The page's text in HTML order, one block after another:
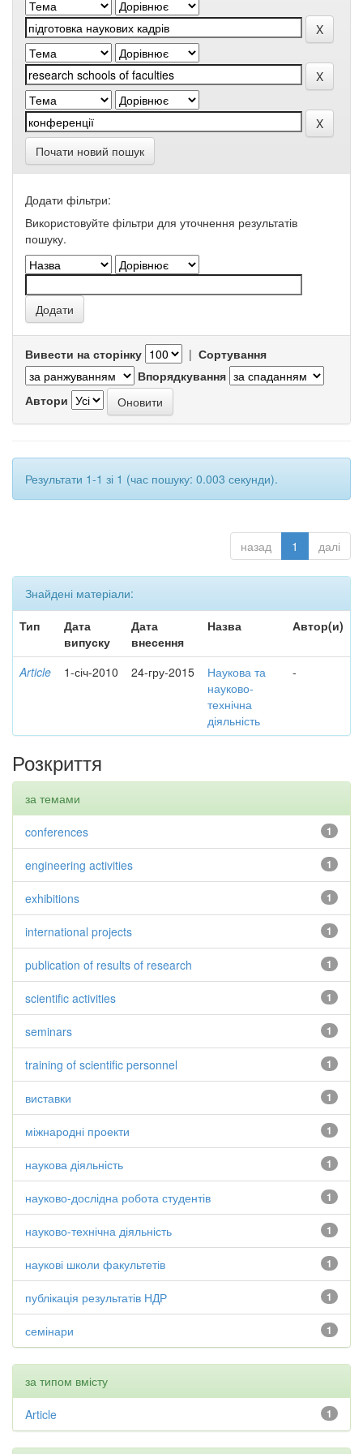
Почати новий пошук
Додати фільтри:
Використовуйте фільтри для уточнення результатів
пошуку.
Вивести на сторінку | Сортування
Впорядкування
Автори
Результати 1-1 зі 1 (час пошуку: 0.003 секунди).
назад 1 далі
Знайдені матеріали:
Тип
Дата
випуску
Дата
внесення
Назва Автор(и)
Article 1-січ-2010 24-гру-2015
Наукова та
науково-
технічна
діяльність
-
Розкриття
за темами
1
conferences
1
engineering activities
1
exhibitions
1
international projects
1
publication of results of research
1
scientific activities
1
seminars
1
training of scientific personnel
1
виставки
1
міжнародні проекти
1
наукова діяльність
1
науково-дослідна робота студентів
1
науково-технічна діяльність
1
наукові школи факультетів
1
публікація результатів НДР
1
семінари
за типом вмісту
1
Article